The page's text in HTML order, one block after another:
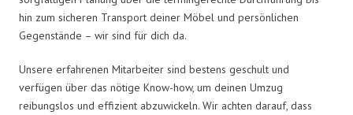
hin zum sicheren Transport deiner Möbel und persönlichen
Gegenstände – wir sind für dich da.
Unsere erfahrenen Mitarbeiter sind bestens geschult und
verfügen über das nötige Know-how, um deinen Umzug
reibungslos und effizient abzuwickeln. Wir achten darauf, dass